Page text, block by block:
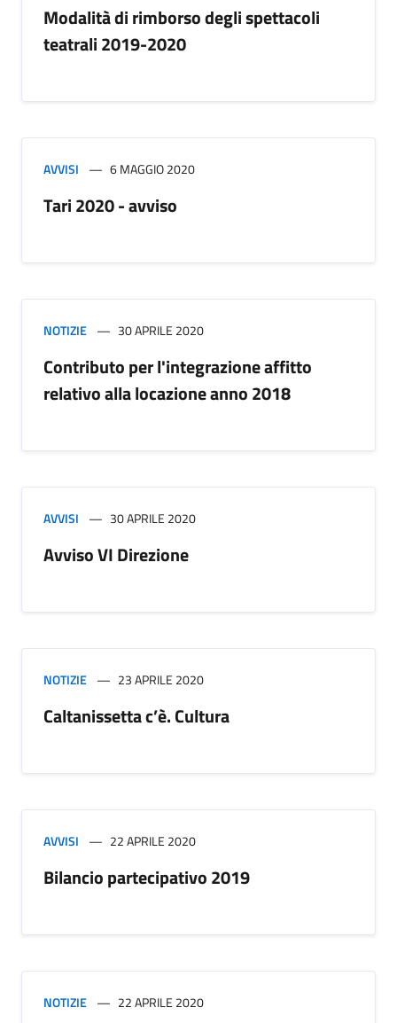
Modalità di rimborso degli spettacoli
teatrali 2019-2020
AVVISI 6 MAGGIO 2020
Tari 2020 - avviso
NOTIZIE 30 APRILE 2020
Contributo per l'integrazione affitto
relativo alla locazione anno 2018
AVVISI 30 APRILE 2020
Avviso VI Direzione
NOTIZIE 23 APRILE 2020
Caltanissetta c’è. Cultura
AVVISI 22 APRILE 2020
Bilancio partecipativo 2019
NOTIZIE 22 APRILE 2020